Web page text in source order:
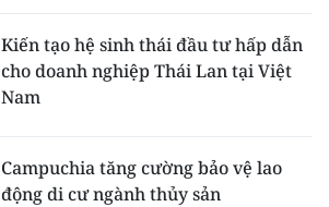
Kiến tạo hệ sinh thái đầu tư hấp dẫn
cho doanh nghiệp Thái Lan tại Việt
Nam
Campuchia tăng cường bảo vệ lao
động di cư ngành thủy sản